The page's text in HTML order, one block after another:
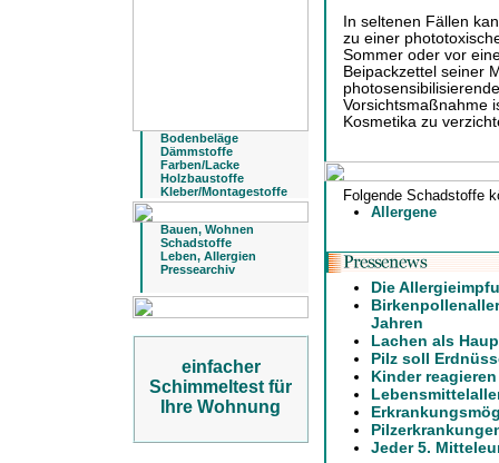
Bodenbeläge
Dämmstoffe
Farben/Lacke
Holzbaustoffe
Kleber/Montagestoffe
Bauen, Wohnen
Schadstoffe
Leben, Allergien
Pressearchiv
einfacher
Schimmeltest für
Ihre Wohnung
In seltenen Fällen
zu einer
Sommer oder vor
Beipackzettel seiner
Vorsichtsmaßnahme
Kosmetika zu
Folgende Schadstoffe
Allergene
Die
Jahren
Lachen als
Pilz soll
Kinder
Jeder 5.